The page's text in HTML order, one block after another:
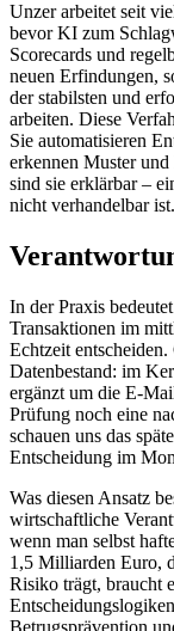
Unzer arbeitet seit
bevor KI zum
Scorecards und
neuen Erfindungen,
der stabilsten und
arbeiten. Diese
Sie automatisieren
erkennen Muster
sind sie erklärbar –
nicht verhandelbar ist.
In der Praxis
Transaktionen im
Echtzeit
Datenbestand: im
ergänzt um die E-
Prüfung noch eine
schauen uns das
Entscheidung im
Was diesen Ansatz
wirtschaftliche
wenn man selbst
1,5 Milliarden Euro,
Risiko trägt, braucht